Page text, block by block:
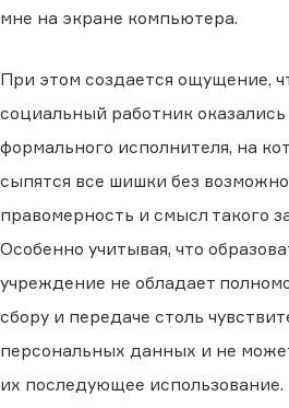
мне на экране компьютера.
При этом создается ощущение,
социальный работник
формального исполнителя, на
сыпятся все шишки без
правомерность и смысл такого
Особенно учитывая, что
учреждение не обладает
сбору и передаче столь
персональных данных и не
их последующее использование.